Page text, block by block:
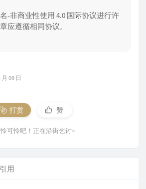
-非商业性使用 4.0 国际协议进行许
应遵循相同协议。
09 日
打赏 赞
可怜吧！正在沿街乞讨~
用